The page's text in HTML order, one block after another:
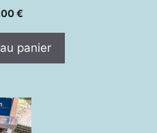
€
panier